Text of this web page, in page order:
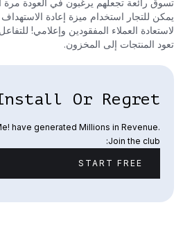
تسوق رائعة تجعلهم يرغبون في العودة
لاستعادة العملاء المفقودين وإعلامي!
تعود المنتجات إلى المخزون.
Or Regret!
have generated Millions in Revenue.
Join the club:
START FREE